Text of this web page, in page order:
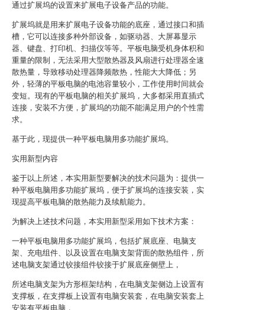
通过扩展坞的设置来扩展电子设备产品的功能。
扩展坞就是用来扩展电子设备功能的底座，通过接口和插
槽，它可以连接多种外部设备，如驱动器、大屏幕显示
器、键盘、打印机、扫描仪等等。平板电脑受机身体积和
重量的限制，无法采用大型散热器及风扇进行处理器全速
散热量，导致移动处理器降频散热，性能大大降低；另
外，轻薄的平板电脑的电池容量较小，工作使用时间就会
变短。现有的平板电脑的相关扩展坞，大多都采用直插式
连接，安装不方便，扩展坞的功能不能满足用户的个性需
求。
基于此，现提供一种平板电脑用多功能扩展坞。
实用新型内容
鉴于以上所述，本实用新型要解决的技术问题为：提供一
种平板电脑用多功能扩展坞，便于扩展坞的连接安装，实
现提高平板电脑的散热能力及续航能力。
为解决上述技术问题，本实用新型采用如下技术方案：
一种平板电脑用多功能扩展坞，包括扩展底座、电脑支
架、充电组件、以及设置在电脑支架背面的散热组件，所
述电脑支架通过铰接组件铰接于扩展底座侧壁上，
所述电脑支架为方形框架结构，在电脑支架侧边上设置有
支撑板，在支撑板上设置有电脑安装套，在电脑安装套上
安装有平板电脑，